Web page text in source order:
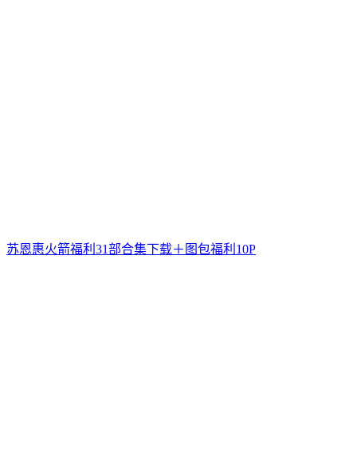
苏恩惠火箭福利31部合集下载＋图包福利10P